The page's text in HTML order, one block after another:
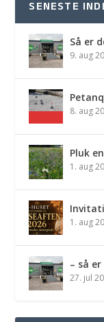
SENESTE
Så er
9. aug
8. aug
Pluk
1. aug
1. aug
– så
27. jul